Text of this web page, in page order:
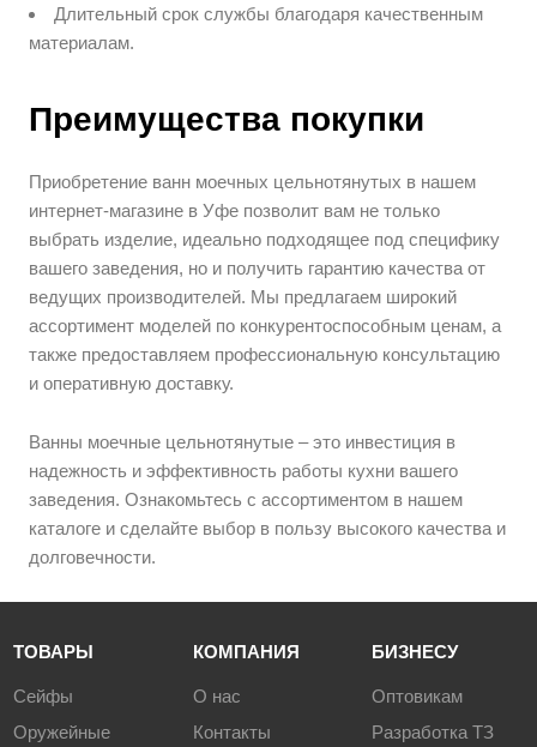
Длительный срок службы благодаря качественным
материалам.
Преимущества покупки
Приобретение ванн моечных цельнотянутых в нашем
интернет-магазине в Уфе позволит вам не только
выбрать изделие, идеально подходящее под специфику
вашего заведения, но и получить гарантию качества от
ведущих производителей. Мы предлагаем широкий
ассортимент моделей по конкурентоспособным ценам, а
также предоставляем профессиональную консультацию
и оперативную доставку.
Ванны моечные цельнотянутые – это инвестиция в
надежность и эффективность работы кухни вашего
заведения. Ознакомьтесь с ассортиментом в нашем
каталоге и сделайте выбор в пользу высокого качества и
долговечности.
ТОВАРЫ
Сейфы
Оружейные
КОМПАНИЯ
О нас
Контакты
БИЗНЕСУ
Оптовикам
Разработка ТЗ